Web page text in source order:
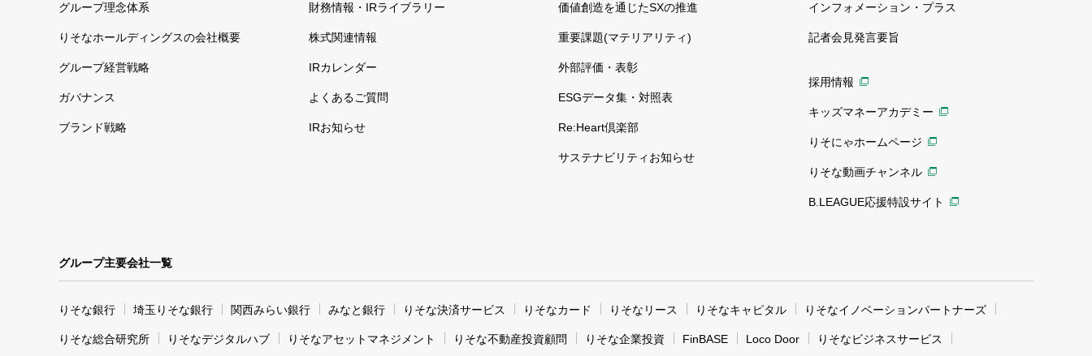
グループ理念体系
りそなホールディングスの会社概要
グループ経営戦略
ガバナンス
ブランド戦略
財務情報・IRライブラリー
株式関連情報
IRカレンダー
よくあるご質問
IRお知らせ
価値創造を通じたSXの推進
重要課題(マテリアリティ)
外部評価・表彰
ESGデータ集・対照表
Re:Heart倶楽部
サステナビリティお知らせ
インフォメーション・プラス
記者会見発言要旨
採用情報
キッズマネーアカデミー
りそにゃホームページ
りそな動画チャンネル
B.LEAGUE応援特設サイト
グループ主要会社一覧
りそな銀行 埼玉りそな銀行 関西みらい銀行 みなと銀行 りそな決済サービス りそなカード りそなリース りそなキャピタル りそなイノベーションパートナーズ
りそな総合研究所 りそなデジタルハブ りそなアセットマネジメント りそな不動産投資顧問 りそな企業投資 FinBASE Loco Door りそなビジネスサービス